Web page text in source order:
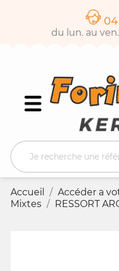
04
du lun. au ven.
Accueil
Accéder a
Mixtes
RESSORT